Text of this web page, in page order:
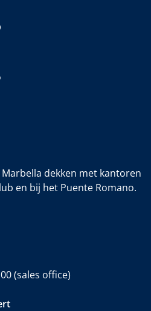
dekken met kantoren
en bij het Puente Romano.
(sales office)